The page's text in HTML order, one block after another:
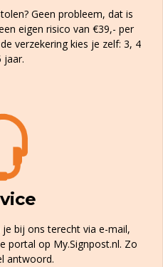
Geen probleem, dat is
eigen risico van €39,- per
verzekering kies je zelf: 3, 4
jaar.
bij ons terecht via e-mail,
portal op My.Signpost.nl. Zo
antwoord.